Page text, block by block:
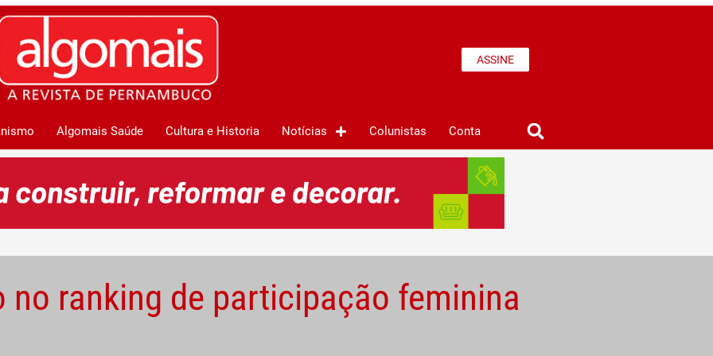
ASSINE
Algomais Saúde Cultura e Historia Notícias Colunistas Conta
ranking de participação feminina